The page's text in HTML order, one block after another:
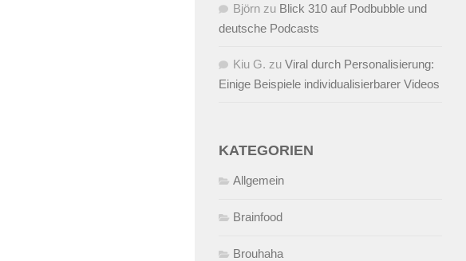
Björn zu Blick 310 auf Podbubble und
deutsche Podcasts
Kiu G. zu Viral durch Personalisierung:
Einige Beispiele individualisierbarer Videos
KATEGORIEN
Allgemein
Brainfood
Brouhaha